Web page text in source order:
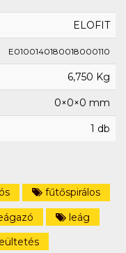
ELOFIT
E0100140180018000110
6,750 Kg
0×0×0 mm
1 db
fűtőspirálos
leág